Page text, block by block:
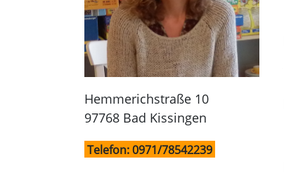
Hemmerichstraße 10
97768 Bad Kissingen
Telefon: 0971/78542239